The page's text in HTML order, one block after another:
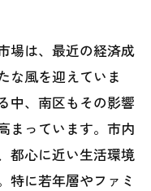
場は、最近の経済成
な風を迎えていま
中、南区もその影響
まっています。市内
都心に近い生活環境
特に若年層やファミ